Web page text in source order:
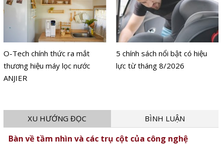
O-Tech chính thức ra mắt
thương hiệu máy lọc nước
ANJIER
5 chính sách nổi bật có hiệu
lực từ tháng 8/2026
XU HƯỚNG ĐỌC BÌNH LUẬN
Bàn về tầm nhìn và các trụ cột của công nghệ